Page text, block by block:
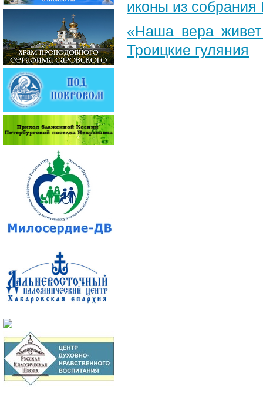
иконы из собрания
«Наша вера
Троицкие гуляния